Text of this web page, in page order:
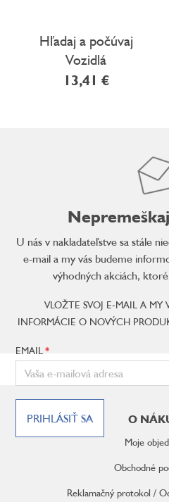
Hľadaj a počúvaj
Vozidlá
13,41 €
U nás v nakladateľstve sa stále
e-mail a my vás budeme
výhodných akciách,
VLOŽTE SVOJ E-MAIL A MY
INFORMÁCIE O NOVÝCH
EMAIL
PRIHLÁSIŤ SA O
Moje
Obchodné
Reklamačný protokol /